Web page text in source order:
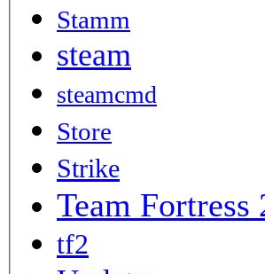
Stamm
steam
steamcmd
Store
Strike
Team Fortress
tf2